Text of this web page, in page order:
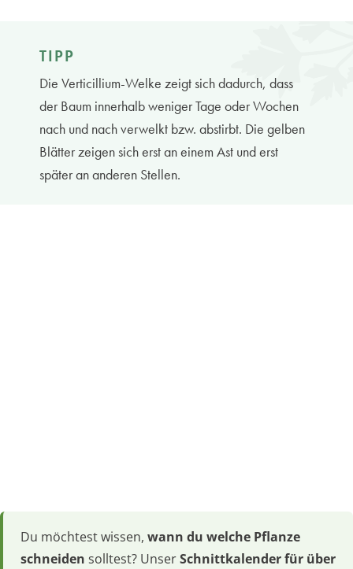
TIPP
Die Verticillium-Welke zeigt sich dadurch, dass
der Baum innerhalb weniger Tage oder Wochen
nach und nach verwelkt bzw. abstirbt. Die gelben
Blätter zeigen sich erst an einem Ast und erst
später an anderen Stellen.
Du möchtest wissen, wann du welche Pflanze
schneiden solltest? UnserSchnittkalender für über